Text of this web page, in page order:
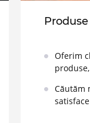
Oferim
Căutăm